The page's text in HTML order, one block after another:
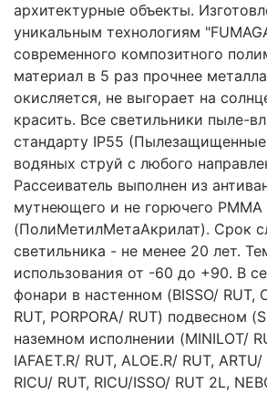
архитектурные объекты.
уникальным технологиям
современного композитного
материал в 5 раз прочнее
окисляется, не выгорает на
красить. Все светильники пыле-
стандарту IP55
водяных струй с любого
Рассеиватель выполнен из
мутнеющего и не горючего PMMA
(ПолиМетилМетаАкрилат). Срок
светильника - не менее 20 лет.
использования от -60 до +90. В
фонари в настенном (BISSO/ RUT,
RUT, PORPORA/ RUT) подвесном
наземном исполнении (MINILOT/
IAFAET.R/ RUT, ALOE.R/ RUT,
RICU/ RUT, RICU/ISSO/ RUT 2L,